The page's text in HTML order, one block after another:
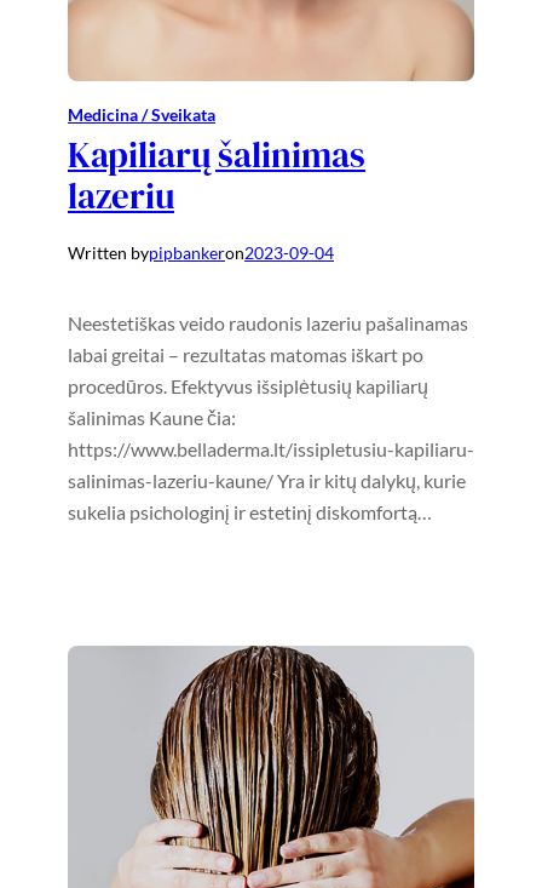
Medicina / Sveikata
Kapiliarų šalinimas
lazeriu
Written bypipbankeron2023-09-04
Neestetiškas veido raudonis lazeriu pašalinamas
labai greitai – rezultatas matomas iškart po
procedūros. Efektyvus išsiplėtusių kapiliarų
šalinimas Kaune čia:
https://www.belladerma.lt/issipletusiu-kapiliaru-
salinimas-lazeriu-kaune/ Yra ir kitų dalykų, kurie
sukelia psichologinį ir estetinį diskomfortą…